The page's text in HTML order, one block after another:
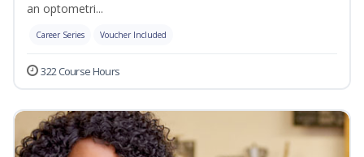
an optometri...
Career Series Voucher Included
322 Course Hours